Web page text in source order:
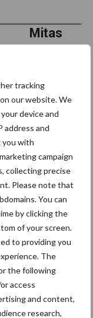
tracking
our website. We
device and
address and
you with
campaign
collecting precise
Please note that
You can
by clicking the
of your screen.
to providing you
The
the following
access
and content,
research,
Mitas
vervangt
de
Contine
ntal
banden
van
Vanaf januari
banden op
Equipment …
INNOVA